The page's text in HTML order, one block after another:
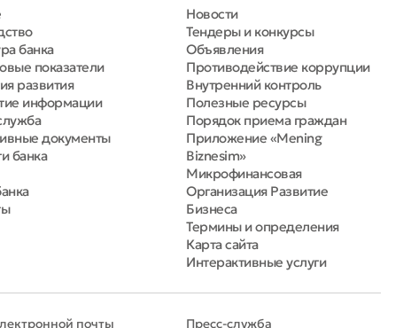
банка
показатели
развития
информации
документы
банка
Новости
Тендеры и конкурсы
Объявления
Противодействие коррупции
Внутренний контроль
Полезные ресурсы
Порядок приема граждан
Приложение «Mening
Biznesim»
Микрофинансовая
Организация Развитие
Бизнеса
Термины и определения
Карта сайта
Интерактивные услуги
почты Пресс-служба